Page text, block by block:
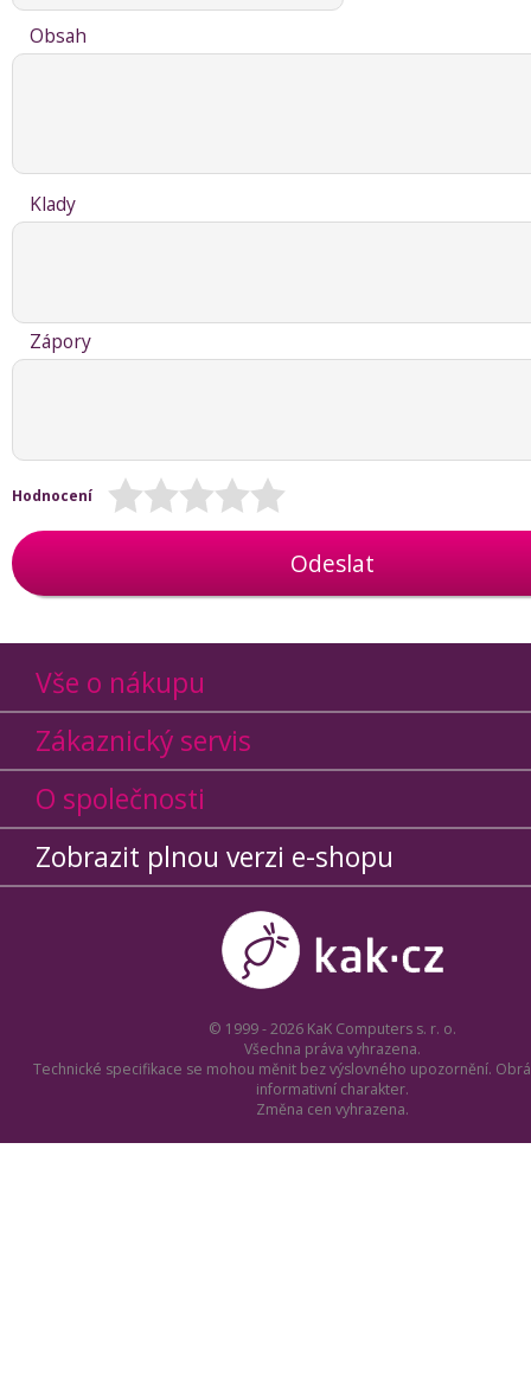
Obsah
Klady
Zápory
Hodnocení
Odeslat
Vše o nákupu
Zákaznický servis
O společnosti
Zobrazit plnou verzi e-shopu
© 1999 - 2026 KaK Computers s. r. o.
Všechna práva vyhrazena.
Technické specifikace se mohou měnit bez výslovného upozornění.
informativní charakter.
Změna cen vyhrazena.